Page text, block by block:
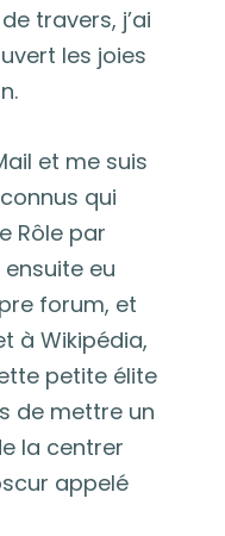
travers, j’ai
les joies
et me suis
qui
Rôle par
eu
forum, et
à Wikipédia,
petite élite
de mettre un
la centrer
appelé